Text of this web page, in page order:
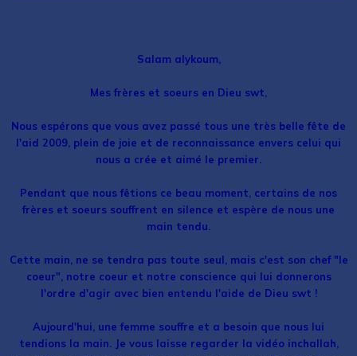
Salam alykoum,
Mes frères et soeurs en Dieu swt,
Nous espérons que vous avez passé tous une très belle fête de
l'aid 2009, plein de joie et de reconnaissance envers celui qui
nous a crée et aimé le premier.
Pendant que nous fêtions ce beau moment, certains de nos
frères et soeurs souffrent en silence et espère de nous une
main tendu.
Cette main, ne se tendra pas toute seul, mais c'est son chef "le
coeur", notre coeur et notre conscience qui lui donnerons
l'ordre d'agir avec bien entendu l'aide de Dieu swt !
Aujourd'hui, une femme souffre et a besoin que nous lui
tendions la main. Je vous laisse regarder la vidéo inchallah,